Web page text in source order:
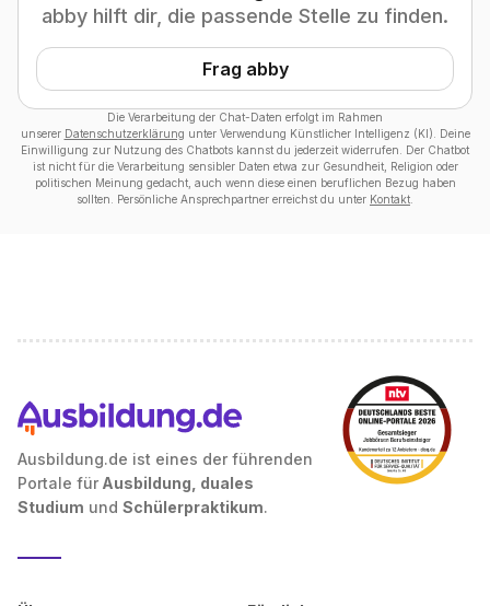
abby hilft dir, die passende Stelle zu finden.
Frag abby
Die Verarbeitung der Chat-Daten erfolgt im Rahmen
unserer Datenschutzerklärung unter Verwendung Künstlicher Intelligenz (KI). Deine
Einwilligung zur Nutzung des Chatbots kannst du jederzeit widerrufen. Der Chatbot
ist nicht für die Verarbeitung sensibler Daten etwa zur Gesundheit, Religion oder
politischen Meinung gedacht, auch wenn diese einen beruflichen Bezug haben
sollten. Persönliche Ansprechpartner erreichst du unter Kontakt
Ausbildung.de ist eines der führenden
Portale für Ausbildung, duales
Studium und Schülerpraktikum.